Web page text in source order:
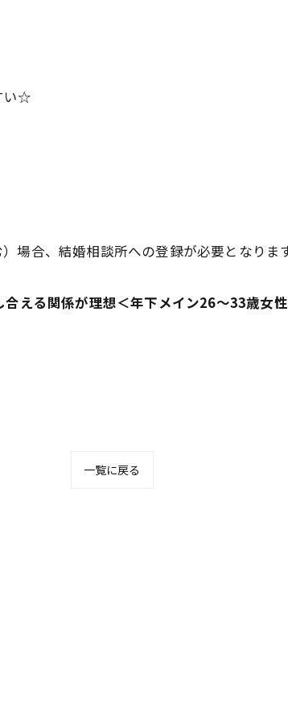
い☆
場合、結婚相談所への登録が必要となります
える関係が理想＜年下メイン26～33歳女
一覧に戻る